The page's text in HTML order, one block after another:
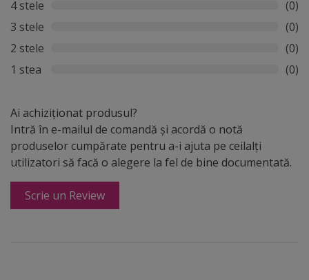
4 stele
(0)
3 stele
(0)
2 stele
(0)
1 stea
(0)
Ai achiziționat produsul?
Intră în e-mailul de comandă și acordă o notă
produselor cumpărate pentru a-i ajuta pe ceilalți
utilizatori să facă o alegere la fel de bine documentată.
Scrie un Review